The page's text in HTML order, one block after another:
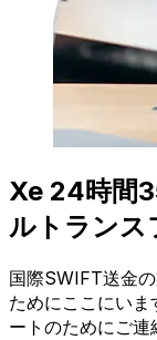
Xe 24時間
ルトランス
国際SWIFT送金
ためにここにい
ートのためにご連